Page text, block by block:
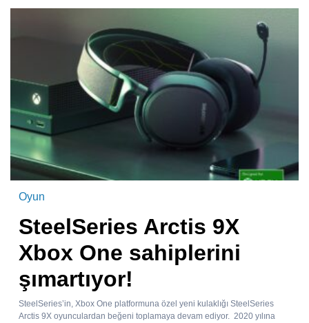
Oyun
SteelSeries Arctis 9X
Xbox One sahiplerini
şımartıyor!
SteelSeries’in, Xbox One platformuna özel yeni kulaklığı SteelSeries
Arctis 9X oyunculardan beğeni toplamaya devam ediyor. 2020 yılına